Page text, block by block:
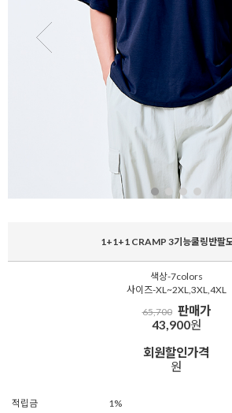
1+1+1 CRAMP 3기능쿨링반팔
색상-7colors
사이즈-XL~2XL,3XL,4XL
65,700 판매가
43,900원
회원할인가격
원
적립금
1%